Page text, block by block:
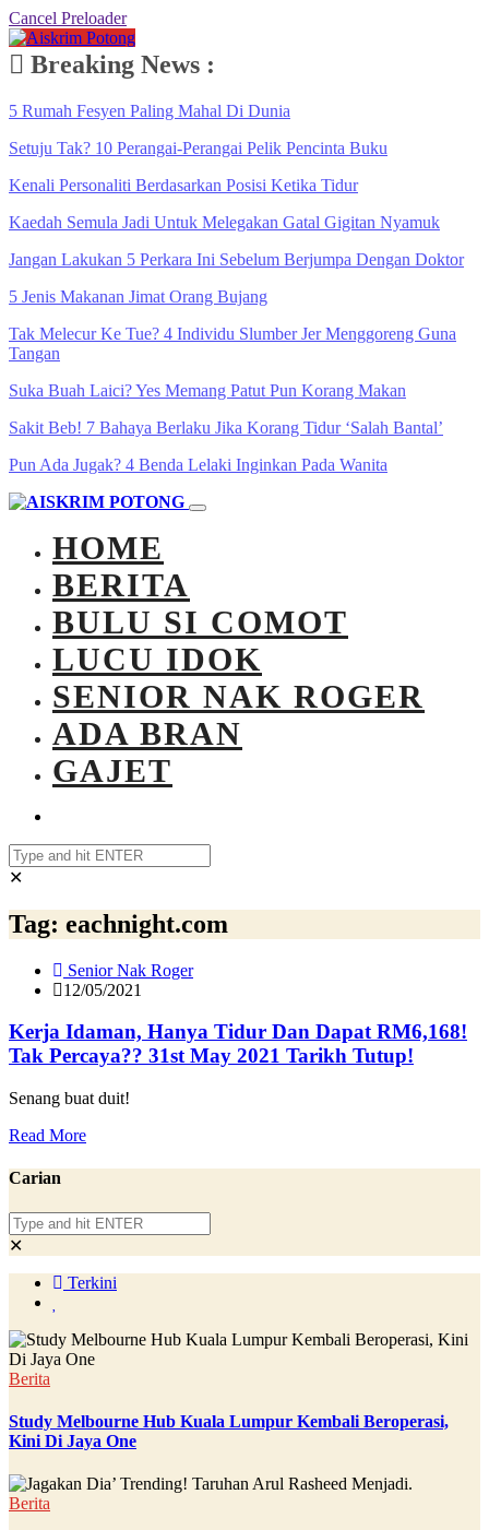
Cancel Preloader
Breaking News :
5 Rumah Fesyen Paling Mahal Di Dunia
Setuju Tak? 10 Perangai-Perangai Pelik Pencinta Buku
Kenali Personaliti Berdasarkan Posisi Ketika Tidur
Kaedah Semula Jadi Untuk Melegakan Gatal Gigitan Nyamuk
Jangan Lakukan 5 Perkara Ini Sebelum Berjumpa Dengan Doktor
5 Jenis Makanan Jimat Orang Bujang
Tak Melecur Ke Tue? 4 Individu Slumber Jer Menggoreng Guna
Tangan
Suka Buah Laici? Yes Memang Patut Pun Korang Makan
Sakit Beb! 7 Bahaya Berlaku Jika Korang Tidur ‘Salah Bantal’
Pun Ada Jugak? 4 Benda Lelaki Inginkan Pada Wanita
HOME
BERITA
BULU SI COMOT
LUCU IDOK
SENIOR NAK ROGER
ADA BRAN
GAJET
✕
Tag: eachnight.com
Senior Nak Roger
12/05/2021
Kerja Idaman, Hanya Tidur Dan Dapat RM6,168!
Tak Percaya?? 31st May 2021 Tarikh Tutup!
Senang buat duit!
Read More
Carian
✕
Terkini
Berita
Study Melbourne Hub Kuala Lumpur Kembali Beroperasi,
Kini Di Jaya One
Berita